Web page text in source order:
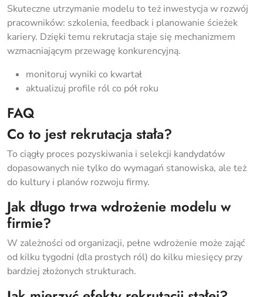
Skuteczne utrzymanie modelu to też inwestycja w rozwój
pracowników: szkolenia, feedback i planowanie ścieżek
kariery. Dzięki temu rekrutacja staje się mechanizmem
wzmacniającym przewagę konkurencyjną.
monitoruj wyniki co kwartał
aktualizuj profile ról co pół roku
FAQ
Co to jest rekrutacja stała?
To ciągły proces pozyskiwania i selekcji kandydatów
dopasowanych nie tylko do wymagań stanowiska, ale też
do kultury i planów rozwoju firmy.
Jak długo trwa wdrożenie modelu w
firmie?
W zależności od organizacji, pełne wdrożenie może zająć
od kilku tygodni (dla prostych ról) do kilku miesięcy przy
bardziej złożonych strukturach.